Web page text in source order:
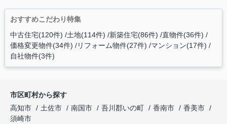
おすすめこだわり特集
中古住宅(120件) 土地(114件) 新築住宅(86件) 直物件(36件)
価格変更物件(34件) リフォーム物件(27件) マンション(17件)
自社物件(3件)
市区町村から探す
高知市
土佐市 南国市 吾川郡いの町 香南市
香美市
須崎市